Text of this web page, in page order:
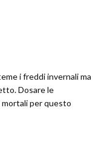
i freddi invernali ma
Dosare le
mortali per questo